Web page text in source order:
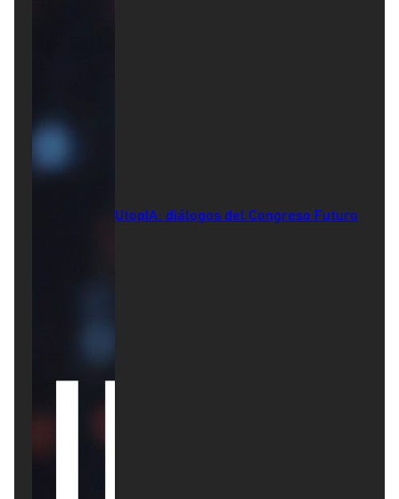
UtopIA: diálogos del Congreso Futuro